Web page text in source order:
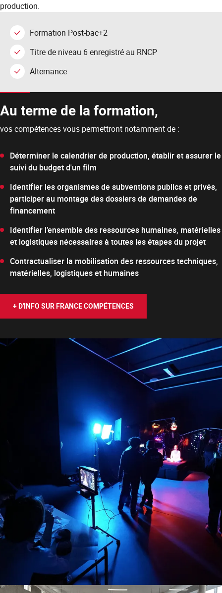
production.
Formation Post-bac+2
Titre de niveau 6 enregistré au RNCP
Alternance
Au terme de la formation,
vos compétences vous permettront notamment de :
Déterminer le calendrier de production, établir et assurer le
suivi du budget d'un film
Identifier les organismes de subventions publics et privés,
participer au montage des dossiers de demandes de
financement
Identifier l’ensemble des ressources humaines, matérielles
et logistiques nécessaires à toutes les étapes du projet
Contractualiser la mobilisation des ressources techniques,
matérielles, logistiques et humaines
+ D'INFO SUR FRANCE COMPÉTENCES